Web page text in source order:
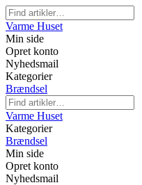
Varme Huset
Min side
Opret konto
Nyhedsmail
Kategorier
Brændsel
Varme Huset
Kategorier
Brændsel
Min side
Opret konto
Nyhedsmail